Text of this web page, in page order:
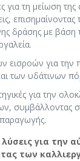
για τη μείωση της
επισημαίνοντας
δράσης με βάση
εισροών για την
των υδάτινων
για την
συμβάλλοντας
για την
των